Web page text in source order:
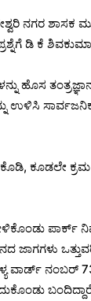
ನಗರ ಶಾಸಕ
ಡಿ ಕೆ
ಹೊಸ
ಉಳಿಸಿ
ಕೂಡಲೇ ಕ್ರಮ
ಪಾರ್ಕ್
ಜಾಗಗಳು
ವಾರ್ಡ್